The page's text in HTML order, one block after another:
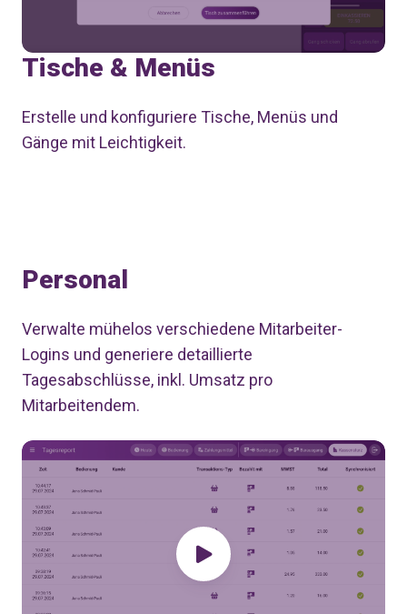
Tische & Menüs
Erstelle und konfiguriere Tische, Menüs und
Gänge mit Leichtigkeit.
Personal
Verwalte mühelos verschiedene Mitarbeiter-
Logins und generiere detaillierte
Tagesabschlüsse, inkl. Umsatz pro
Mitarbeitendem.